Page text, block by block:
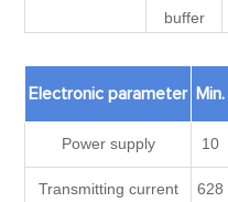
buffer
Electronic parameter Min.
Power supply 10
Transmitting current 628